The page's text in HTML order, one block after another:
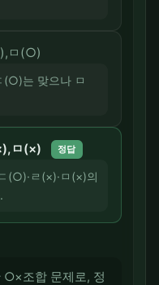
ㅁ(○)
(○)는 맞으나 ㅁ
ㅁ(×) 정답
(○)·ㄹ(×)·ㅁ(×)의
조합 문제로, 정